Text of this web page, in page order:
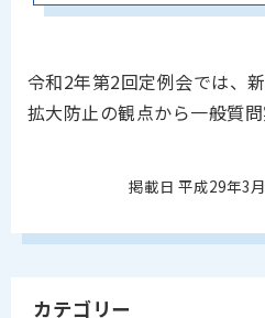
令和2年第2回定例会では、
拡大防止の観点から一般質
掲載日 平成29年3
カテゴリー